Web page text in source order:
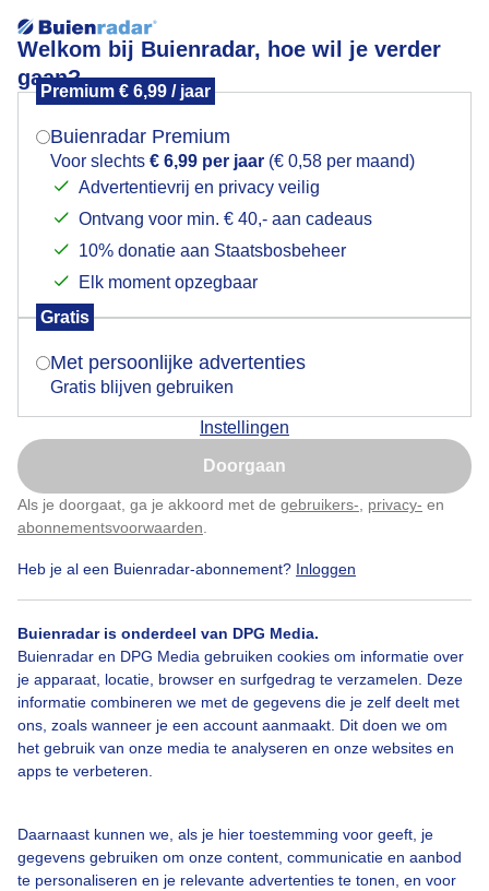
Welkom bij Buienradar, hoe wil je verder
gaan?
Premium € 6,99 / jaar
Buienradar Premium
Voor slechts € 6,99 per jaar (€ 0,58 per maand)
Advertentievrij en privacy veilig
Ontvang voor min. € 40,- aan cadeaus
10% donatie aan Staatsbosbeheer
Elk moment opzegbaar
Gratis
Met persoonlijke advertenties
Gratis blijven gebruiken
Instellingen
Doorgaan
Als je doorgaat, ga je akkoord met de gebruikers- privacy- en
abonnementsvoorwaarden
Heb je al een Buienradar-abonnement? Inloggen
Buienradar is onderdeel van DPG Media.
Buienradar en DPG Media gebruiken cookies om informatie over
je apparaat, locatie, browser en surfgedrag te verzamelen. Deze
informatie combineren we met de gegevens die je zelf deelt met
ons, zoals wanneer je een account aanmaakt. Dit doen we om
het gebruik van onze media te analyseren en onze websites en
apps te verbeteren.
Daarnaast kunnen we, als je hier toestemming voor geeft, je
gegevens gebruiken om onze content, communicatie en aanbod
te personaliseren en je relevante advertenties te tonen, en voor
Weerfoto Deventer 15/5
Een moment geduld aub...
Over Buienradar
Mogen we je locatie gebruiken voor het
Indien je hier nog geen akkoord op hebt gegeven,
verschijnt er zo een pop-up uit je browser waarin
Is goed, toon de popup
Nu niet, misschien later
Klik hierom dit aan te passen